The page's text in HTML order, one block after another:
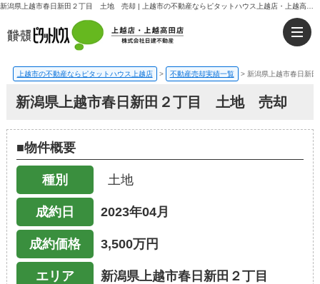
上越市の不動産ならピタットハウス上越店 > 不動産売却実績一覧 > 新潟県上越市春日新
新潟県上越市春日新田２丁目 土地 売却
■物件概要
種別 土地
成約日 2023年04月
成約価格 3,500万円
エリア 新潟県上越市春日新田２丁目